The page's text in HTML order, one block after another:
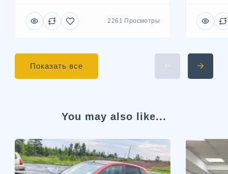
2261 Просмотры
Показать все
You may also like...